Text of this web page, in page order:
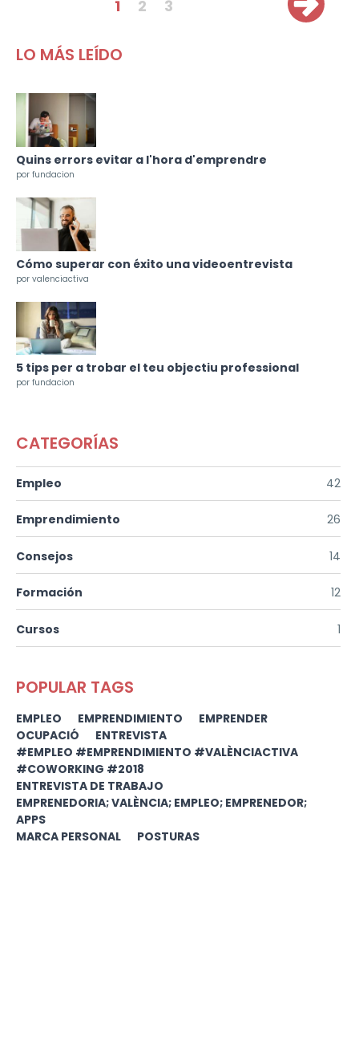
1 2 3
LO MÁS LEÍDO
Quins errors evitar a l'hora d'emprendre
por fundacion
Cómo superar con éxito una videoentrevista
por valenciactiva
5 tips per a trobar el teu objectiu professional
por fundacion
CATEGORÍAS
Empleo 42
Emprendimiento 26
Consejos 14
Formación 12
Cursos 1
POPULAR TAGS
EMPLEO EMPRENDIMIENTO
EMPRENDER
OCUPACIÓ
ENTREVISTA
#EMPLEO #EMPRENDIMIENTO #VALÈNCIACTIVA
#COWORKING #2018
ENTREVISTA DE TRABAJO
EMPRENEDORIA; VALÈNCIA; EMPLEO; EMPRENEDOR;
APPS
MARCA PERSONAL
POSTURAS